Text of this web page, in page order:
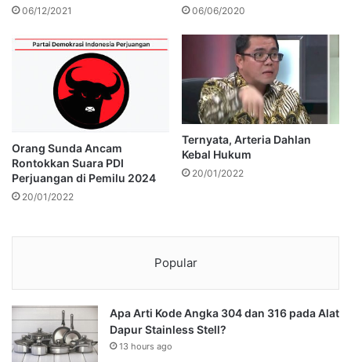
06/12/2021 06/06/2020
Orang Sunda Ancam
Rontokkan Suara PDI
Perjuangan di Pemilu 2024
20/01/2022
Ternyata, Arteria Dahlan
Kebal Hukum
20/01/2022
Popular
Apa Arti Kode Angka 304 dan 316 pada Alat
Dapur Stainless Stell?
13 hours ago